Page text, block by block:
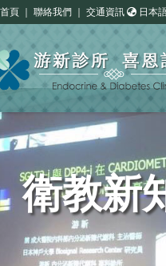
頁｜ 聯絡我們 交通資訊 日本
衛教新